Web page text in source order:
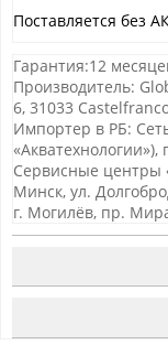
Поставляется без
Гарантия:12
Производитель:
6, 31033
Импортер в РБ:
Сервисные центры
Минск, ул.
г. Могилёв, пр.